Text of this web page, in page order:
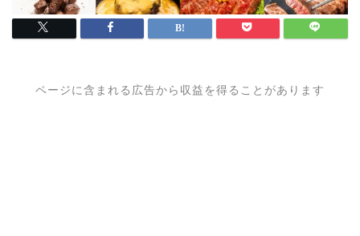
ページに含まれる広告から収益を得ることがあります